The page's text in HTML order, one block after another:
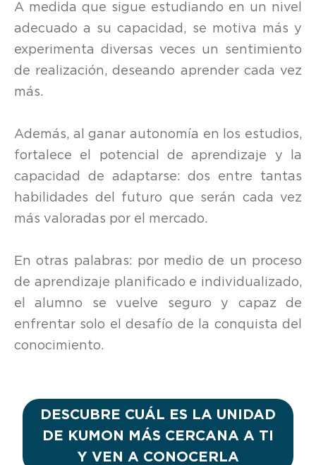
A medida que sigue estudiando en un nivel
adecuado a su capacidad, se motiva más y
experimenta diversas veces un sentimiento
de realización, deseando aprender cada vez
más.
Además, al ganar autonomía en los estudios,
fortalece el potencial de aprendizaje y la
capacidad de adaptarse: dos entre tantas
habilidades del futuro que serán cada vez
más valoradas por el mercado.
En otras palabras: por medio de un proceso
de aprendizaje planificado e individualizado,
el alumno se vuelve seguro y capaz de
enfrentar solo el desafío de la conquista del
conocimiento.
DESCUBRE CUÁL ES LA UNIDAD
DE KUMON MÁS CERCANA A TI
Y VEN A CONOCERLA